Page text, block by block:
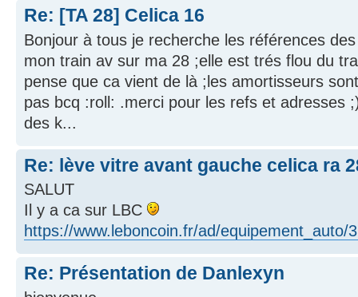
Re: [TA 28] Celica 16
Bonjour à tous je recherche les références
mon train av sur ma 28 ;elle est trés flou du
pense que ca vient de là ;les amortisseurs
pas bcq :roll: .merci pour les refs et adresses
des k...
Re: lève vitre avant gauche celica ra
SALUT
Il y a ca sur LBC
https://www.leboncoin.fr/ad/equipement_auto/
Re: Présentation de Danlexyn